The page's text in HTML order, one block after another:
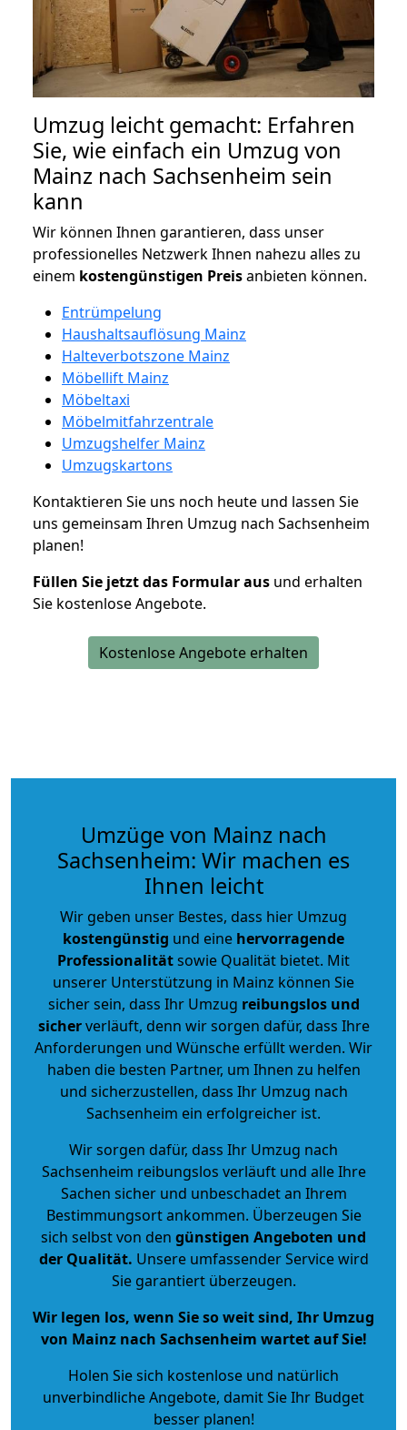
Umzug leicht gemacht: Erfahren
Sie, wie einfach ein Umzug von
Mainz nach Sachsenheim sein
kann
Wir können Ihnen garantieren, dass unser
professionelles Netzwerk Ihnen nahezu alles zu
einem kostengünstigen Preisanbieten können.
Entrümpelung
Haushaltsauflösung Mainz
Halteverbotszone Mainz
Möbellift Mainz
Möbeltaxi
Möbelmitfahrzentrale
Umzugshelfer Mainz
Umzugskartons
Kontaktieren Sie uns noch heute und lassen Sie
uns gemeinsam Ihren Umzug nach Sachsenheim
planen!
Füllen Sie jetzt das Formular aus und erhalten
Sie kostenlose Angebote.
Kostenlose Angebote erhalten
Umzüge von Mainz nach
Sachsenheim: Wir machen es
Ihnen leicht
Wir geben unser Bestes, dass hier Umzug
kostengünstig und eine hervorragende
Professionalitätsowie Qualität bietet. Mit
unserer Unterstützung in Mainz können Sie
sicher sein, dass Ihr Umzug reibungslos und
sicherverläuft, denn wir sorgen dafür, dass Ihre
Anforderungen und Wünsche erfüllt werden. Wir
haben die besten Partner, um Ihnen zu helfen
und sicherzustellen, dass Ihr Umzug nach
Sachsenheim ein erfolgreicher ist.
Wir sorgen dafür, dass Ihr Umzug nach
Sachsenheim reibungslos verläuft und alle Ihre
Sachen sicher und unbeschadet an Ihrem
Bestimmungsort ankommen. Überzeugen Sie
sich selbst von den günstigen Angeboten und
der Qualität. Unsere umfassender Service wird
Sie garantiert überzeugen.
Wir legen los, wenn Sie so weit sind, Ihr Umzug
von Mainz nach Sachsenheim wartet auf Sie!
Holen Sie sich kostenlose und natürlich
unverbindliche Angebote, damit Sie Ihr Budget
besser planen!